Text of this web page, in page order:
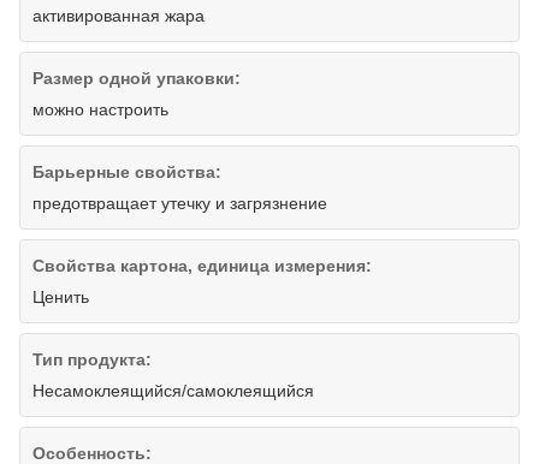
активированная жара
Размер одной упаковки:
можно настроить
Барьерные свойства:
предотвращает утечку и загрязнение
Свойства картона, единица измерения:
Ценить
Тип продукта:
Несамоклеящийся/самоклеящийся
Особенность: